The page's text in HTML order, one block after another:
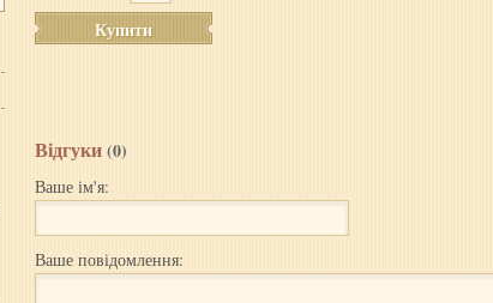
Купити
Відгуки(0)
Ваше ім'я:
Ваше повідомлення: